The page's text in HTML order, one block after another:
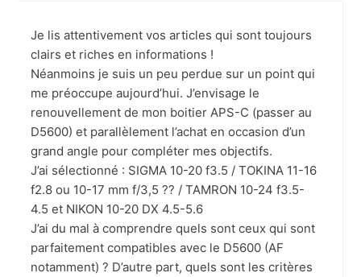
Je lis attentivement vos articles qui sont toujours
clairs et riches en informations !
Néanmoins je suis un peu perdue sur un point qui
me préoccupe aujourd’hui. J’envisage le
renouvellement de mon boitier APS-C (passer au
D5600) et parallèlement l’achat en occasion d’un
grand angle pour compléter mes objectifs.
J’ai sélectionné : SIGMA 10-20 f3.5 / TOKINA 11-16
f2.8 ou 10-17 mm f/3,5 ?? / TAMRON 10-24 f3.5-
4.5 et NIKON 10-20 DX 4.5-5.6
J’ai du mal à comprendre quels sont ceux qui sont
parfaitement compatibles avec le D5600 (AF
notamment) ? D’autre part, quels sont les critères